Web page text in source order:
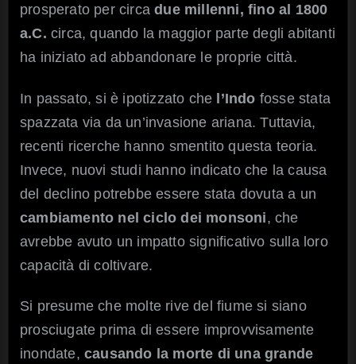
prosperato per circa due millenni, fino al 1800
a.C. circa, quando la maggior parte degli abitanti
ha iniziato ad abbandonare le proprie città.
In passato, si è ipotizzato che l’Indo fosse stata
spazzata via da un’invasione ariana. Tuttavia,
recenti ricerche hanno smentito questa teoria.
Invece, nuovi studi hanno indicato che la causa
del declino potrebbe essere stata dovuta a un
cambiamento nel ciclo dei monsoni, che
avrebbe avuto un impatto significativo sulla loro
capacità di coltivare.
Si presume che molte rive del fiume si siano
prosciugate prima di essere improvvisamente
inondate, causando la morte di una grande